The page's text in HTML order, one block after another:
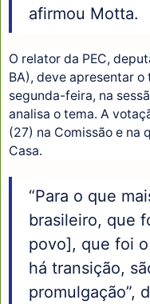
afirmou Motta.
O relator da PEC,
BA), deve apresentar
segunda-feira, na
analisa o tema. A
(27) na Comissão e na
Casa.
“Para o que
brasileiro, que
povo], que foi
há transição,
promulgação”,